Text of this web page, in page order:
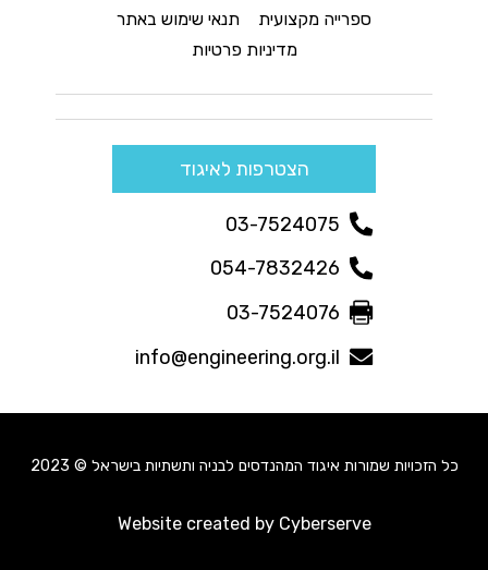
ספרייה מקצועית
תנאי שימוש באתר
מדיניות פרטיות
הצטרפות לאיגוד
03-7524075
054-7832426
03-7524076
info@engineering.org.il
כל הזכויות שמורות איגוד המהנדסים לבניה ותשתיות בישראל © 2023
Website created by Cyberserve